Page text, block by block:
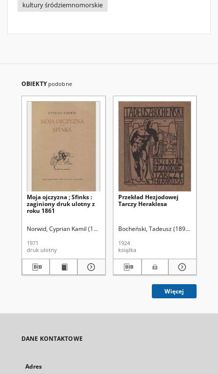
kultury śródziemnomorskie
OBIEKTY podobne
Moja ojczyzna ; Sfinks :
zaginiony druk ulotny z
roku 1861
Norwid, Cyprian Kamil (1821-1883) Gomulicki, Juliusz Wiktor (1909-
1971
druk ulotny
Przekład Hezjodowej
Tarczy Heraklesa
Bocheński, Tadeusz (1895-1962)
1924
książka
Więcej
DANE KONTAKTOWE
Adres